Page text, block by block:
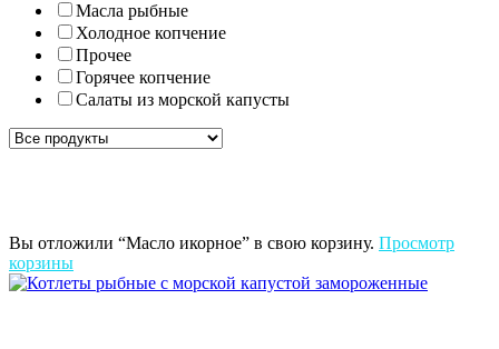
Масла рыбные
Холодное копчение
Прочее
Горячее копчение
Салаты из морской капусты
Вы отложили “Масло икорное” в свою корзину. Просмотр
корзины